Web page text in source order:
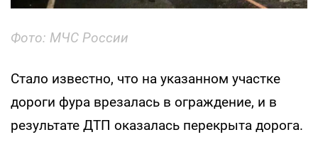
Фото: МЧС России
Стало известно, что на указанном участке
дороги фура врезалась в ограждение, и в
результате ДТП оказалась перекрыта дорога.